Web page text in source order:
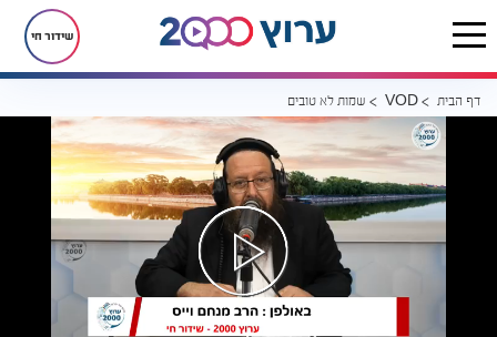
שידור חי
דף הבית VOD שמות לא טובים